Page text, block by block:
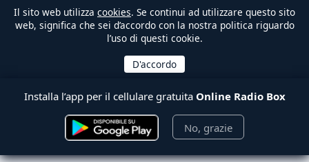
Il sito web utilizza cookies. Se continui ad utilizzare questo sito
web, significa che sei d’accordo con la nostra politica riguardo
l’uso di questi cookie.
Installa l’app per il cellulare gratuita Online Radio Box
No, grazie